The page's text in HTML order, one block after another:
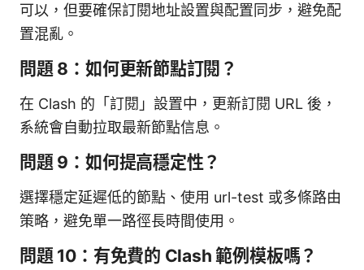
可以，但要確保訂閱地址設置與配置同步，避免配
置混亂。
問題 8：如何更新節點訂閱？
在 Clash 的「訂閱」設置中，更新訂閱 URL 後，
系統會自動拉取最新節點信息。
問題 9：如何提高穩定性？
選擇穩定延遲低的節點、使用 url-test 或多條路由
策略，避免單一路徑長時間使用。
問題 10：有免費的 Clash 範例模板嗎？